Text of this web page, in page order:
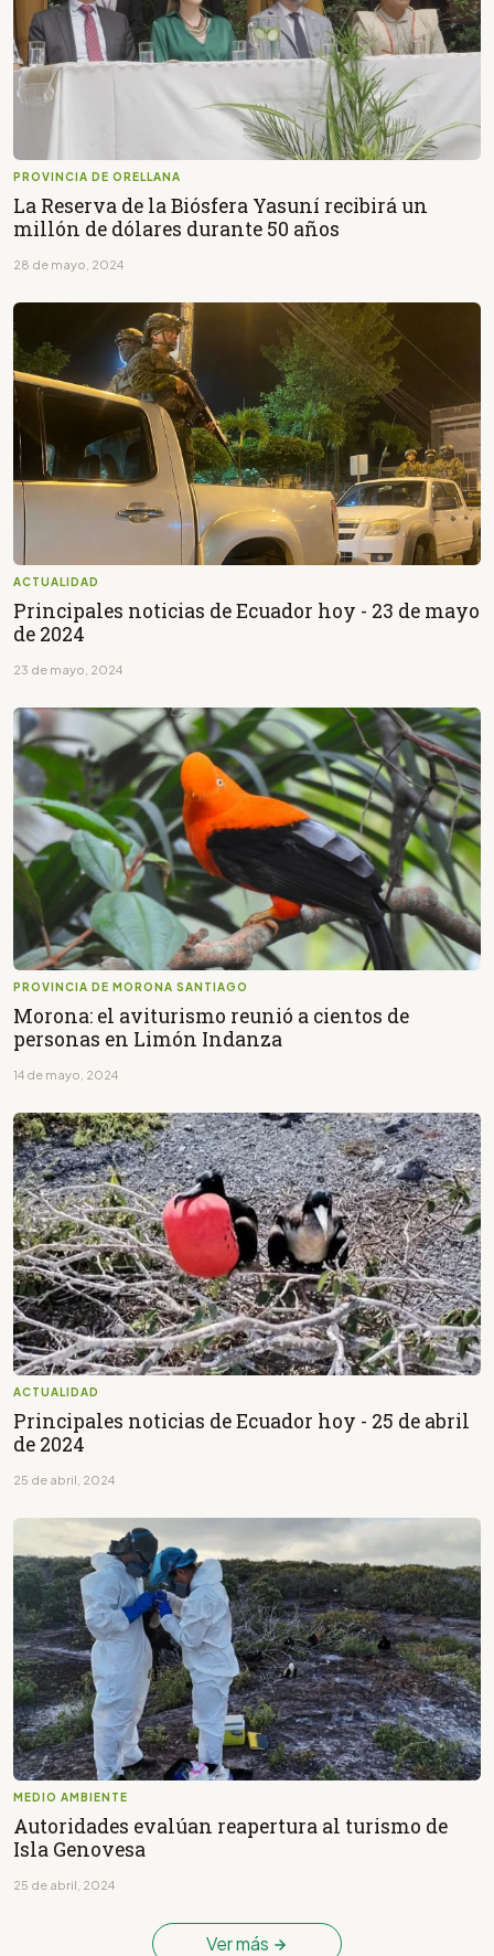
PROVINCIA DE ORELLANA
La Reserva de la Biósfera Yasuní recibirá un
millón de dólares durante 50 años
28 de mayo, 2024
ACTUALIDAD
Principales noticias de Ecuador hoy - 23 de mayo
de 2024
23 de mayo, 2024
PROVINCIA DE MORONA SANTIAGO
Morona: el aviturismo reunió a cientos de
personas en Limón Indanza
14 de mayo, 2024
ACTUALIDAD
Principales noticias de Ecuador hoy - 25 de abril
de 2024
25 de abril, 2024
MEDIO AMBIENTE
Autoridades evalúan reapertura al turismo de
Isla Genovesa
25 de abril, 2024
Ver más